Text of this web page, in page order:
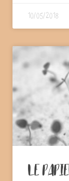
10/05/2018
LE